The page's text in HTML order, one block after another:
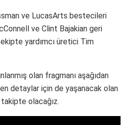
ve LucasArts bestecileri
ve Clint Bajakian geri
yardımcı üretici Tim
olan fragmanı aşağıdan
detaylar için de yaşanacak olan
olacağız.